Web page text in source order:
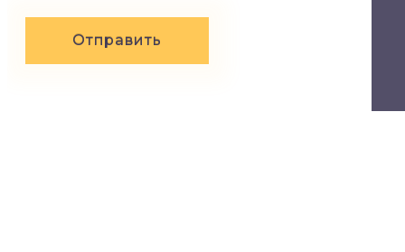
Отправить